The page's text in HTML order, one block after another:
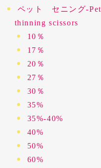
ペット セニング-Pet
thinning scissors
10％
17％
20％
27％
30％
35%
35%-40%
40%
50%
60%